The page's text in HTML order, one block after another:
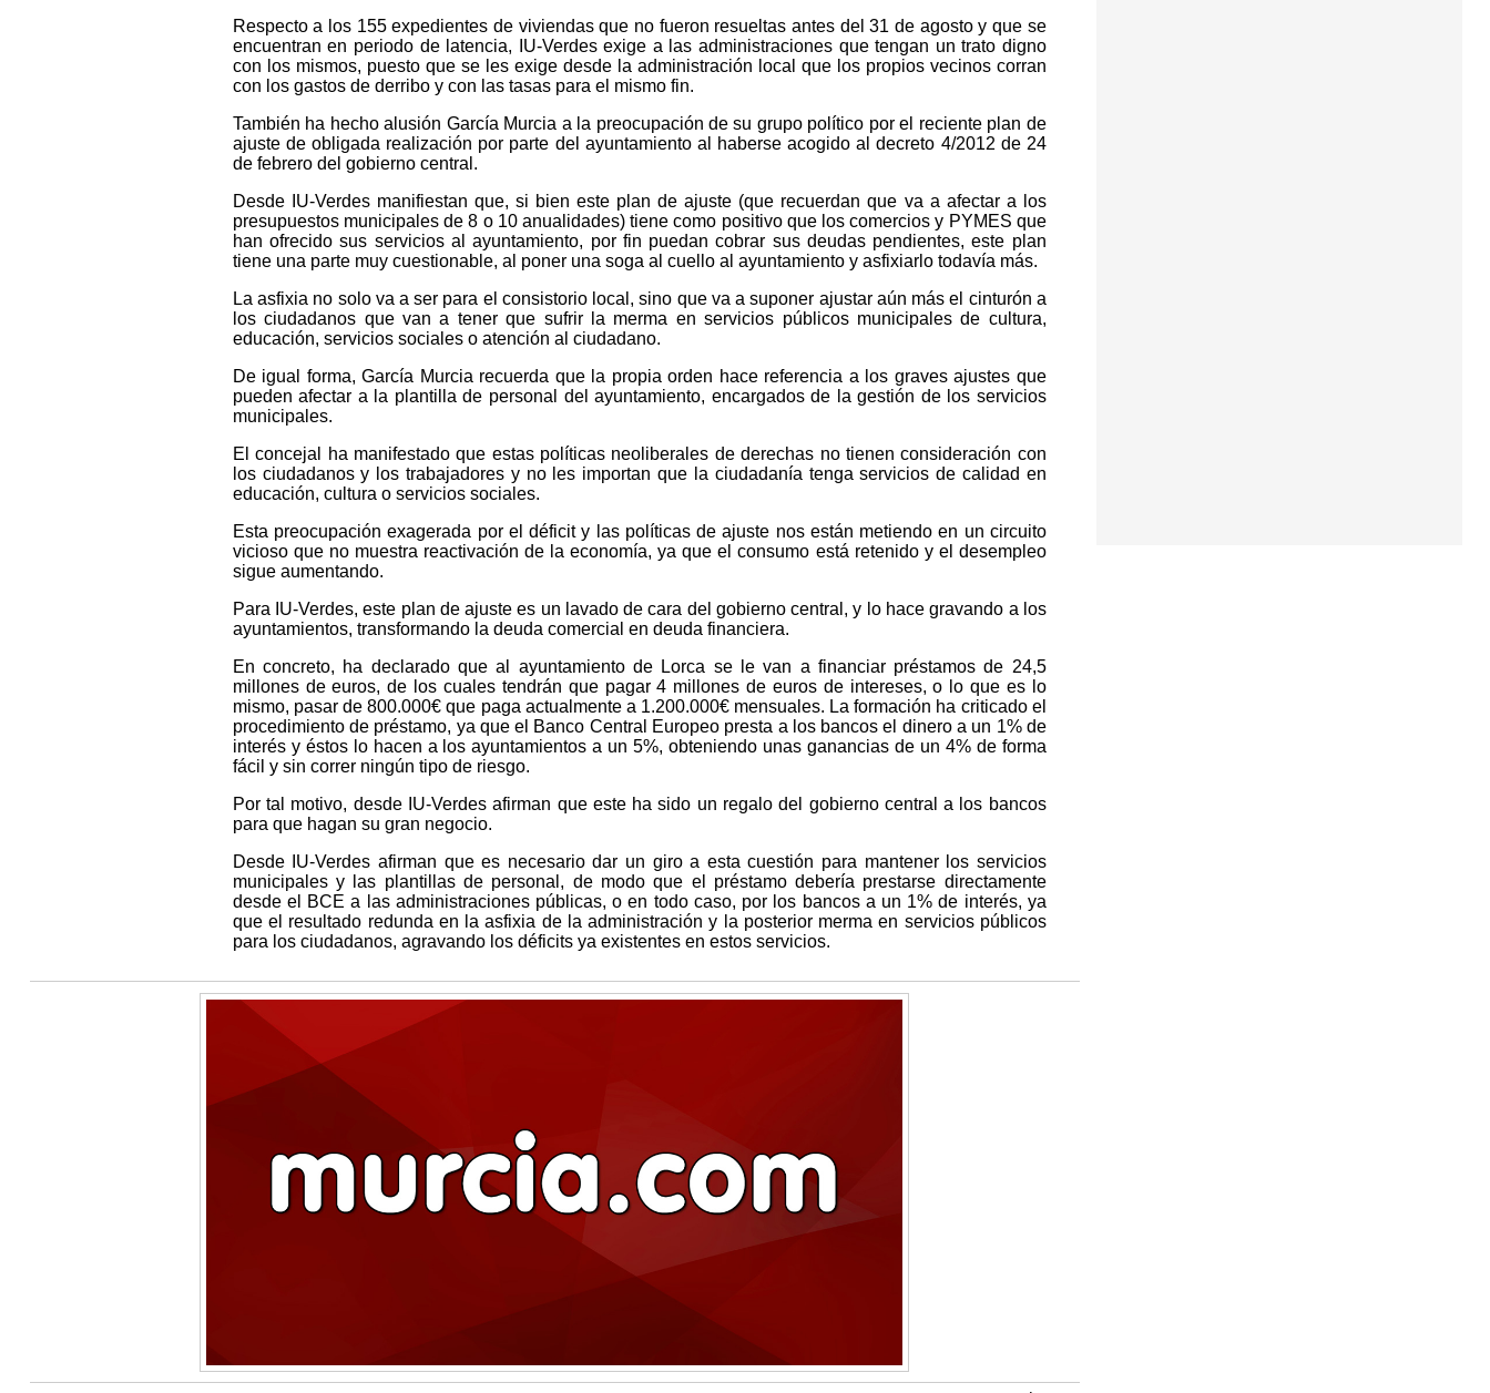
Respecto a los 155 expedientes de viviendas que no fueron resueltas antes del 31 de agosto y que se
encuentran en periodo de latencia, IU-Verdes exige a las administraciones que tengan un trato digno
con los mismos, puesto que se les exige desde la administración local que los propios vecinos corran
con los gastos de derribo y con las tasas para el mismo fin.
También ha hecho alusión García Murcia a la preocupación de su grupo político por el reciente plan de
ajuste de obligada realización por parte del ayuntamiento al haberse acogido al decreto 4/2012 de 24
de febrero del gobierno central.
Desde IU-Verdes manifiestan que, si bien este plan de ajuste (que recuerdan que va a afectar a los
presupuestos municipales de 8 o 10 anualidades) tiene como positivo que los comercios y PYMES que
han ofrecido sus servicios al ayuntamiento, por fin puedan cobrar sus deudas pendientes, este plan
tiene una parte muy cuestionable, al poner una soga al cuello al ayuntamiento y asfixiarlo todavía más.
La asfixia no solo va a ser para el consistorio local, sino que va a suponer ajustar aún más el cinturón a
los ciudadanos que van a tener que sufrir la merma en servicios públicos municipales de cultura,
educación, servicios sociales o atención al ciudadano.
De igual forma, García Murcia recuerda que la propia orden hace referencia a los graves ajustes que
pueden afectar a la plantilla de personal del ayuntamiento, encargados de la gestión de los servicios
municipales.
El concejal ha manifestado que estas políticas neoliberales de derechas no tienen consideración con
los ciudadanos y los trabajadores y no les importan que la ciudadanía tenga servicios de calidad en
educación, cultura o servicios sociales.
Esta preocupación exagerada por el déficit y las políticas de ajuste nos están metiendo en un circuito
vicioso que no muestra reactivación de la economía, ya que el consumo está retenido y el desempleo
sigue aumentando.
Para IU-Verdes, este plan de ajuste es un lavado de cara del gobierno central, y lo hace gravando a los
ayuntamientos, transformando la deuda comercial en deuda financiera.
En concreto, ha declarado que al ayuntamiento de Lorca se le van a financiar préstamos de 24,5
millones de euros, de los cuales tendrán que pagar 4 millones de euros de intereses, o lo que es lo
mismo, pasar de 800.000€ que paga actualmente a 1.200.000€ mensuales. La formación ha criticado el
procedimiento de préstamo, ya que el Banco Central Europeo presta a los bancos el dinero a un 1% de
interés y éstos lo hacen a los ayuntamientos a un 5%, obteniendo unas ganancias de un 4% de forma
fácil y sin correr ningún tipo de riesgo.
Por tal motivo, desde IU-Verdes afirman que este ha sido un regalo del gobierno central a los bancos
para que hagan su gran negocio.
Desde IU-Verdes afirman que es necesario dar un giro a esta cuestión para mantener los servicios
municipales y las plantillas de personal, de modo que el préstamo debería prestarse directamente
desde el BCE a las administraciones públicas, o en todo caso, por los bancos a un 1% de interés, ya
que el resultado redunda en la asfixia de la administración y la posterior merma en servicios públicos
para los ciudadanos, agravando los déficits ya existentes en estos servicios.